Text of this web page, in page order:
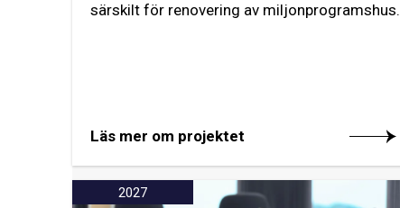
särskilt för renovering av miljonprogramshus.
Läs mer om projektet
2027